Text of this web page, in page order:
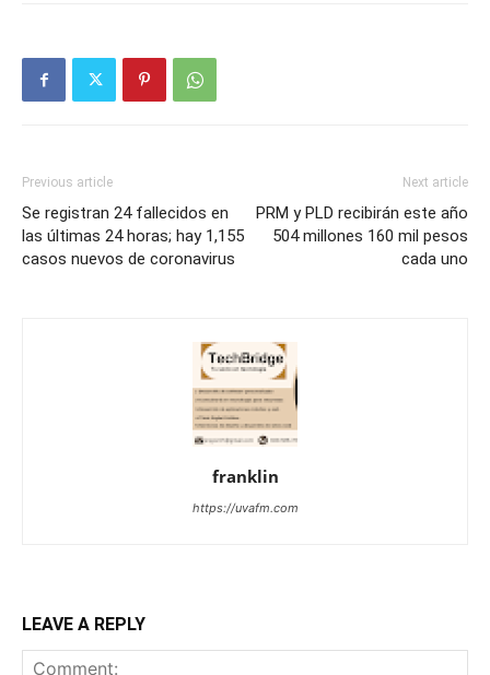
Previous article
Se registran 24 fallecidos en
las últimas 24 horas; hay 1,155
casos nuevos de coronavirus
Next article
PRM y PLD recibirán este año
504 millones 160 mil pesos
cada uno
franklin
https://uvafm.com
LEAVE A REPLY